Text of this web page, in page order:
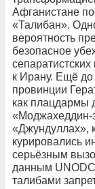
Афганистане
«Талибан».
вероятность
безопасное
к Ирану. Ещё до
провинции
как плацдармы
«Моджахеддин-
«Джундуллах»,
курировались
серьёзным
данным
талибами